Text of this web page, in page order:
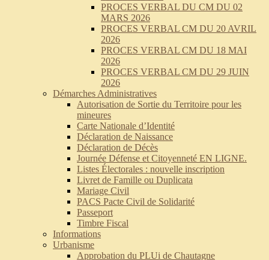
PROCES VERBAL DU CM DU 02
MARS 2026
PROCES VERBAL CM DU 20 AVRIL
2026
PROCES VERBAL CM DU 18 MAI
2026
PROCES VERBAL CM DU 29 JUIN
2026
Démarches Administratives
Autorisation de Sortie du Territoire pour les
mineures
Carte Nationale d’Identité
Déclaration de Naissance
Déclaration de Décès
Journée Défense et Citoyenneté EN LIGNE.
Listes Électorales : nouvelle inscription
Livret de Famille ou Duplicata
Mariage Civil
PACS Pacte Civil de Solidarité
Passeport
Timbre Fiscal
Informations
Urbanisme
Approbation du PLUi de Chautagne